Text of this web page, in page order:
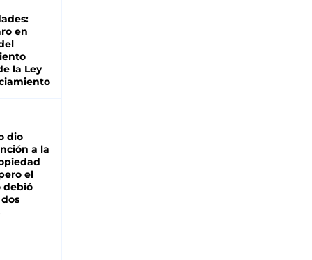
en
la Ley
dio
a la
el
debió